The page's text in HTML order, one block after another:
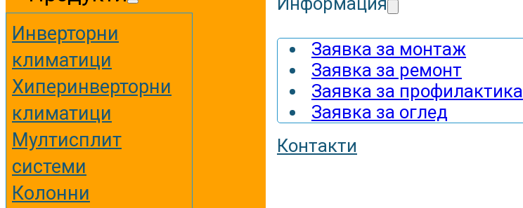
Инверторни
климатици
Хиперинверторни
климатици
Мултисплит
системи
Колонни
Заявка за монтаж
Заявка за ремонт
Заявка за профилактика
Заявка за оглед
Контакти